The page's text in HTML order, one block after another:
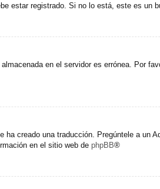
estar registrado. Si no lo está, este es un
en el servidor es errónea. Por
creado una traducción. Pregúntele a un
en el sitio web de phpBB®